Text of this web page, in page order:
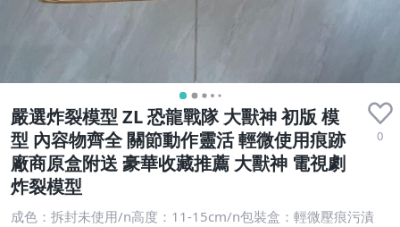
嚴選炸裂模型 ZL 恐龍戰隊 大獸神 初版 模
型 內容物齊全 關節動作靈活 輕微使用痕跡
廠商原盒附送 豪華收藏推薦 大獸神 電視劇
炸裂模型
0
成色：拆封未使用/n高度：11-15cm/n包裝盒：輕微壓痕污漬